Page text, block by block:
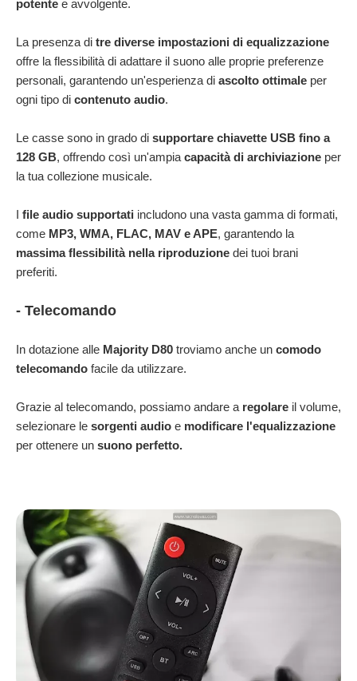
potente e avvolgente.
La presenza di tre diverse impostazioni di equalizzazione
offre la flessibilità di adattare il suono alle proprie preferenze
personali, garantendo un'esperienza di ascolto ottimale per
ogni tipo di contenuto audio.
Le casse sono in grado di supportare chiavette USB fino a
128 GB, offrendo così un'ampia capacità di archiviazione per
la tua collezione musicale.
I file audio supportati includono una vasta gamma di formati,
come MP3, WMA, FLAC, MAV e APE, garantendo la
massima flessibilità nella riproduzione dei tuoi brani
preferiti.
- Telecomando
In dotazione alle Majority D80 troviamo anche un comodo
telecomando facile da utilizzare.
Grazie al telecomando, possiamo andare a regolare il volume,
selezionare le sorgenti audio e modificare l'equalizzazione
per ottenere un suono perfetto.